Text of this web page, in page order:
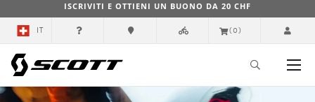
ISCRIVITI E OTTIENI UN BUONO DA 20 CHF
IT (0)